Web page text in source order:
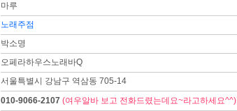
마루
노래주점
박소명
오페라하우스노래바Q
서울특별시 강남구 역삼동 705-14
010-9066-2107 (여우알바 보고 전화드렸는데요~라고하세요^^)